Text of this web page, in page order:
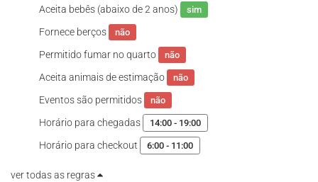
Aceita bebês (abaixo de 2 anos) sim
Fornece berços não
Permitido fumar no quarto não
Aceita animais de estimação não
Eventos são permitidos não
Horário para chegadas 14:00 - 19:00
Horário para checkout 6:00 - 11:00
ver todas as regras